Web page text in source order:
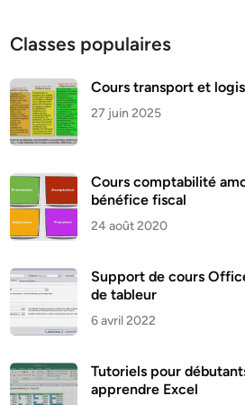
Classes populaires
Cours transport et
27 juin 2025
Cours comptabilité
bénéfice fiscal
24 août 2020
Support de cours
de tableur
6 avril 2022
Tutoriels pour
apprendre Excel